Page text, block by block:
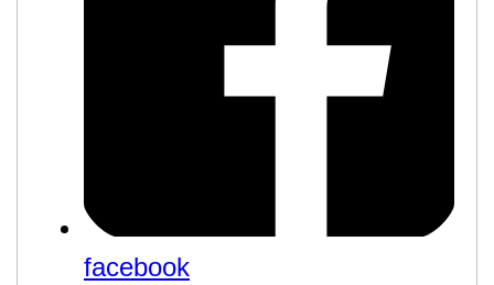
facebook